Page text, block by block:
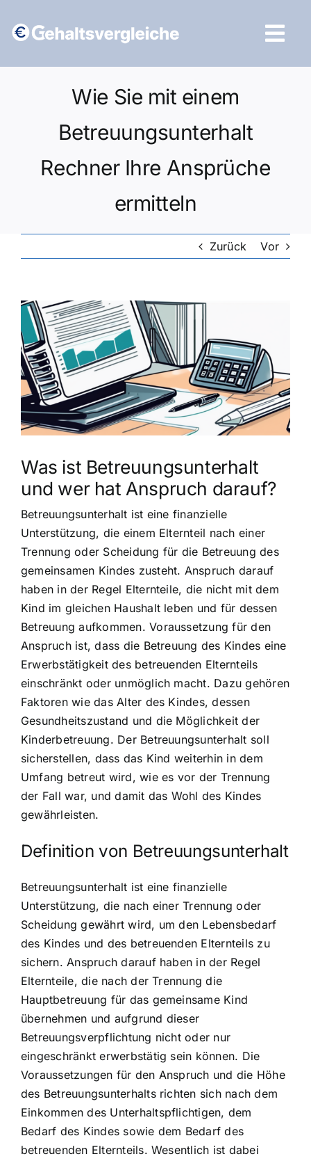
Inhalt
Wie Sie mit einem
Betreuungsunterhalt
Rechner Ihre Ansprüche
ermitteln
Zurück Vor
Zeige
grösseres
Bild
Was ist Betreuungsunterhalt
und wer hat Anspruch darauf?
Betreuungsunterhalt ist eine finanzielle
Unterstützung, die einem Elternteil nach einer
Trennung oder Scheidung für die Betreuung des
gemeinsamen Kindes zusteht. Anspruch darauf
haben in der Regel Elternteile, die nicht mit dem
Kind im gleichen Haushalt leben und für dessen
Betreuung aufkommen. Voraussetzung für den
Anspruch ist, dass die Betreuung des Kindes eine
Erwerbstätigkeit des betreuenden Elternteils
einschränkt oder unmöglich macht. Dazu gehören
Faktoren wie das Alter des Kindes, dessen
Gesundheitszustand und die Möglichkeit der
Kinderbetreuung. Der Betreuungsunterhalt soll
sicherstellen, dass das Kind weiterhin in dem
Umfang betreut wird, wie es vor der Trennung
der Fall war, und damit das Wohl des Kindes
gewährleisten.
Definition von Betreuungsunterhalt
Betreuungsunterhalt ist eine finanzielle
Unterstützung, die nach einer Trennung oder
Scheidung gewährt wird, um den Lebensbedarf
des Kindes und des betreuenden Elternteils zu
sichern. Anspruch darauf haben in der Regel
Elternteile, die nach der Trennung die
Hauptbetreuung für das gemeinsame Kind
übernehmen und aufgrund dieser
Betreuungsverpflichtung nicht oder nur
eingeschränkt erwerbstätig sein können. Die
Voraussetzungen für den Anspruch und die Höhe
des Betreuungsunterhalts richten sich nach dem
Einkommen des Unterhaltspflichtigen, dem
Bedarf des Kindes sowie dem Bedarf des
betreuenden Elternteils. Wesentlich ist dabei